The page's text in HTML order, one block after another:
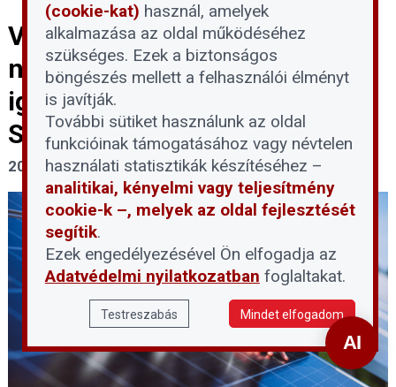
Végső határidő a
napelemeseknek – Június 11-
ig lehet kártérítésért fordulni
Strasbourghoz
2026. június 8.
(cookie-kat) használ, amelyek
alkalmazása az oldal működéséhez
szükséges. Ezek a biztonságos
böngészés mellett a felhasználói élményt
is javítják.
További sütiket használunk az oldal
funkcióinak támogatásához vagy névtelen
használati statisztikák készítéséhez –
analitikai, kényelmi vagy teljesítmény
cookie-k –, melyek az oldal fejlesztését
segítik.
Ezek engedélyezésével Ön elfogadja az
Adatvédelmi nyilatkozatban foglaltakat.
Testreszabás Mindet elfogadom